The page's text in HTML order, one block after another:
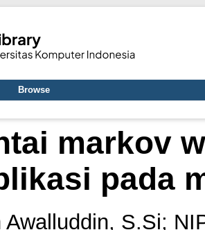
Browse
markov
pada
S.Si;